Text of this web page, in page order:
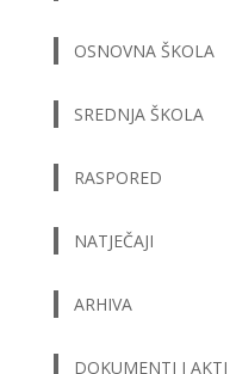
OSNOVNA ŠKOLA
SREDNJA ŠKOLA
RASPORED
NATJEČAJI
ARHIVA
DOKUMENTI I AKTI